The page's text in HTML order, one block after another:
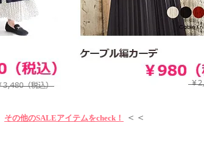
その他のSALEアイテムをcheck！ ＜＜